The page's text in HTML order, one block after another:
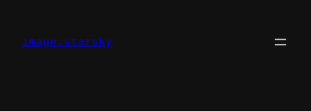
springen
image.starsky